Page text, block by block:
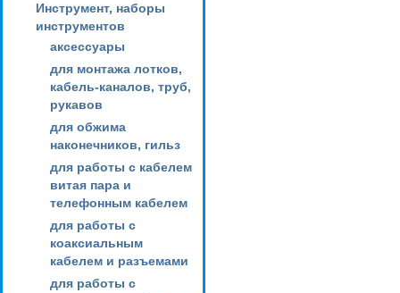
Инструмент, наборы
инструментов
аксессуары
для монтажа лотков,
кабель-каналов, труб,
рукавов
для обжима
наконечников, гильз
для работы с кабелем
витая пара и
телефонным кабелем
для работы с
коаксиальным
кабелем и разъемами
для работы с